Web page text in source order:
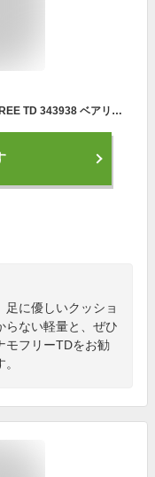
ナイキ NIKE ダイナモフリーTD DYNAMO FREE TD 343938 ベアリーボルト/ボルト/ファントム 女の子 キッズ 子供靴 運動靴 通学靴 ベビーシューズ スニーカー 軽量 クッション性 屈曲性 カジュアル デイリー スポーツ スクール 学校
足に優しいクッショ
らない軽量と、ぜひ
モフリーTDをお勧